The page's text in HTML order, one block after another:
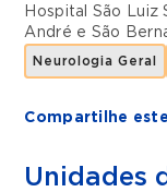
Hospital São Luiz
André e São
Neurologia Geral
Compartilhe
Unidades